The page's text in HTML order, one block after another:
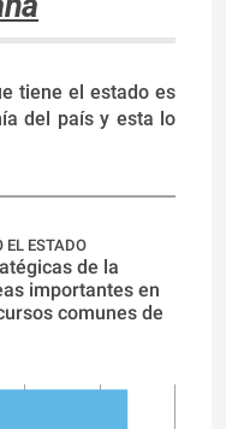
tiene el estado es
del país y esta lo
EL ESTADO
de la
importantes en
comunes de